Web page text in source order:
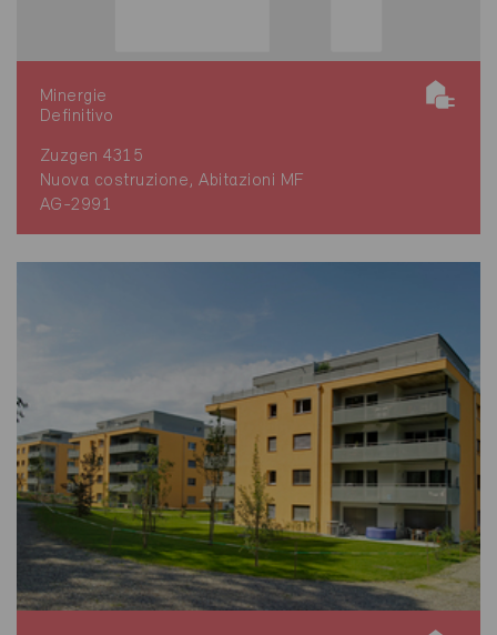
Minergie
Definitivo
Zuzgen 4315
Nuova costruzione, Abitazioni MF
AG-2991